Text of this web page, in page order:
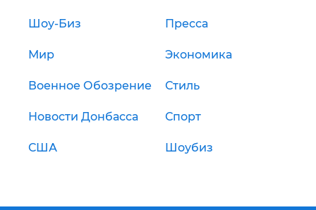
Шоу-Биз Пресса
Мир Экономика
Военное Обозрение Стиль
Новости Донбасса Спорт
США Шоубиз